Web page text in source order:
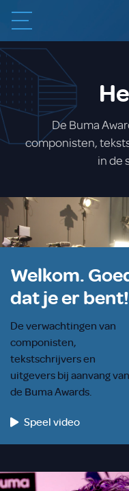
De Buma
componisten,
in de
Welkom.
dat je er bent!
De verwachtingen van
componisten,
tekstschrijvers en
uitgevers bij aanvang van
de Buma Awards.
Speel video